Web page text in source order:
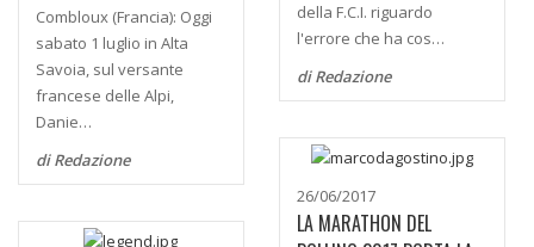
Combloux (Francia): Oggi
sabato 1 luglio in Alta
Savoia, sul versante
francese delle Alpi,
Danie…
di Redazione
della F.C.I. riguardo
l'errore che ha cos…
di Redazione
26/06/2017
LA MARATHON DEL